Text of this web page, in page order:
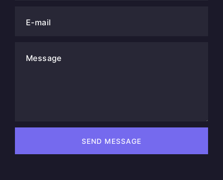
E-mail
Message
SEND MESSAGE